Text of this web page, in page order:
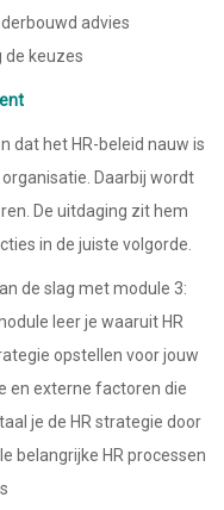
advies
de keuzes
dat het HR-beleid nauw is
Daarbij wordt
De uitdaging zit hem
in de juiste volgorde.
de slag met module 3:
leer je waaruit HR
opstellen voor jouw
en externe factoren die
je de HR strategie door
belangrijke HR processen